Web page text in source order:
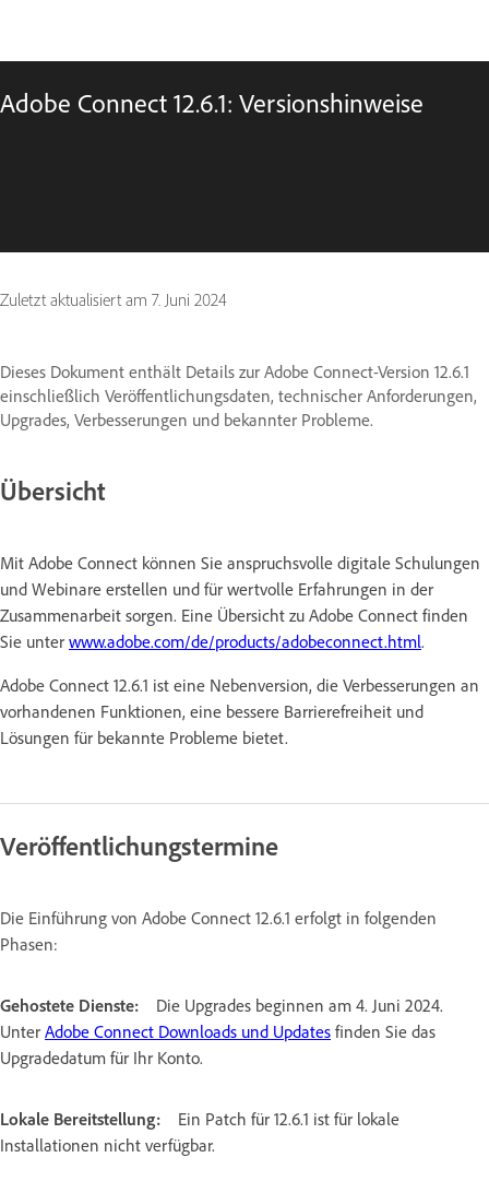
Adobe Connect 12.6.1: Versionshinweise
Zuletzt aktualisiert am 7. Juni 2024
Dieses Dokument enthält Details zur Adobe Connect-Version 12.6.1
einschließlich Veröffentlichungsdaten, technischer Anforderungen,
Upgrades, Verbesserungen und bekannter Probleme.
Übersicht
Mit Adobe Connect können Sie anspruchsvolle digitale Schulungen
und Webinare erstellen und für wertvolle Erfahrungen in der
Zusammenarbeit sorgen. Eine Übersicht zu Adobe Connect finden
Sie unter www.adobe.com/de/products/adobeconnect.html.
Adobe Connect 12.6.1 ist eine Nebenversion, die Verbesserungen an
vorhandenen Funktionen, eine bessere Barrierefreiheit und
Lösungen für bekannte Probleme bietet.
Veröffentlichungstermine
Die Einführung von Adobe Connect 12.6.1 erfolgt in folgenden
Phasen:
Gehostete Dienste:
Die Upgrades beginnen am 4. Juni 2024.
Unter Adobe Connect Downloads und Updates finden Sie das
Upgradedatum für Ihr Konto.
Lokale Bereitstellung:
Ein Patch für 12.6.1 ist für lokale
Installationen nicht verfügbar.